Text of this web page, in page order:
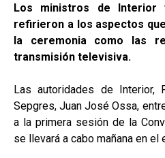
Los ministros de Interior
refirieron a los aspectos
la ceremonia como las
transmisión televisiva.
Las autoridades de Interior,
Sepgres, Juan José Ossa,
a la primera sesión de la
se llevará a cabo mañana en el